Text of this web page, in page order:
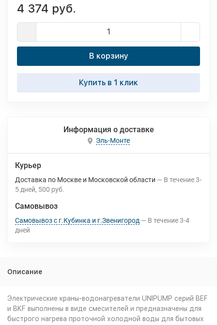
4 374 руб.
В корзину
Купить в 1 клик
Информация о доставке
Эль-Монте
Курьер
Доставка по Москве и Московской области В течение3-
5 дней 500 руб.
Самовывоз
Самовывоз с г.Кубинка и г.Звенигород В течение3-4
дней
Описание
Электрические краны-водонагреватели UNIPUMP серий BEF
и BKF выполнены в виде смесителей и предназначены для
быстрого нагрева проточной холодной воды для бытовых